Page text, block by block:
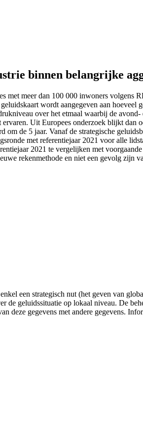
binnen belangrijke
met meer dan 100 000 inwoners
wordt aangegeven aan
over het etmaal waarbij de
Uit Europees onderzoek blijkt
de 5 jaar. Vanaf de strategische
met referentiejaar 2021 voor alle
2021 te vergelijken met
rekenmethode en niet een gevolg zijn
een strategisch nut (het geven van
geluidssituatie op lokaal niveau. De
deze gegevens met andere gegevens.